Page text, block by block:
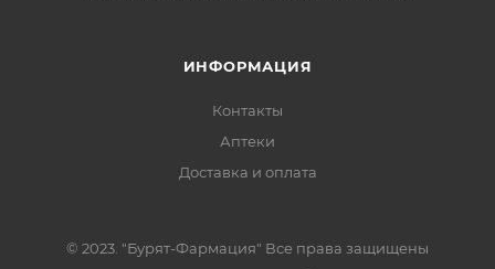
ИНФОРМАЦИЯ
Контакты
Аптеки
Доставка и оплата
© 2023. "Бурят-Фармация" Все права защищены